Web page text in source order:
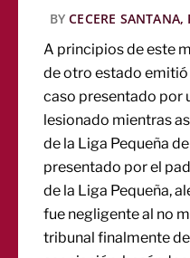
BY CECERE SANTANA,
A principios de este
de otro estado emitió
caso presentado por
lesionado mientras
de la Liga Pequeña
presentado por el
de la Liga Pequeña,
fue negligente al no
tribunal finalmente